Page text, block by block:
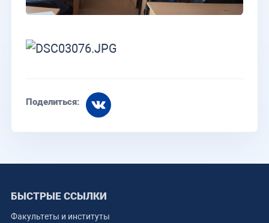
Поделиться:
БЫСТРЫЕ ССЫЛКИ
Факультеты и институты